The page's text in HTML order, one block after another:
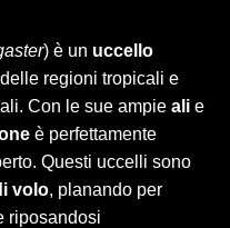
) è un uccello
regioni tropicali e
Con le sue ampie ali e
è perfettamente
Questi uccelli sono
volo, planando per
riposandosi